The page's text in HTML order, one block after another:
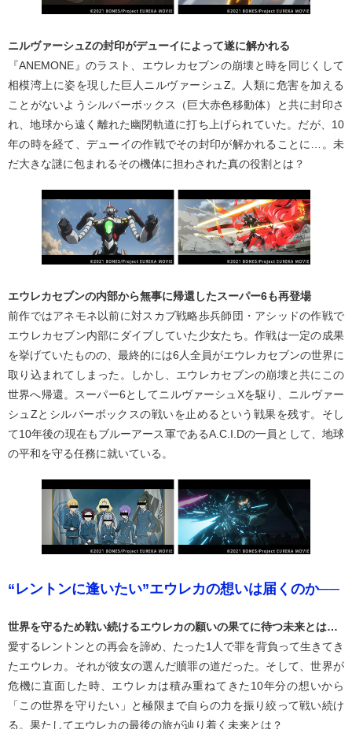
ニルヴァーシュZの封印がデューイによって遂に解かれる
『ANEMONE』のラスト、エウレカセブンの崩壊と時を同じくして
相模湾上に姿を現した巨人ニルヴァーシュZ。人類に危害を加える
ことがないようシルバーボックス（巨大赤色移動体）と共に封印さ
れ、地球から遠く離れた幽閉軌道に打ち上げられていた。だが、10
年の時を経て、デューイの作戦でその封印が解かれることに…。未
だ大きな謎に包まれるその機体に担わされた真の役割とは？
エウレカセブンの内部から無事に帰還したスーパー6も再登場
前作ではアネモネ以前に対スカブ戦略歩兵師団・アシッドの作戦で
エウレカセブン内部にダイブしていた少女たち。作戦は一定の成果
を挙げていたものの、最終的には6人全員がエウレカセブンの世界に
取り込まれてしまった。しかし、エウレカセブンの崩壊と共にこの
世界へ帰還。スーパー6としてニルヴァーシュXを駆り、ニルヴァー
シュZとシルバーボックスの戦いを止めるという戦果を残す。そし
て10年後の現在もブルーアース軍であるA.C.I.Dの一員として、地球
の平和を守る任務に就いている。
“レントンに逢いたい”エウレカの想いは届くのか──
世界を守るため戦い続けるエウレカの願いの果てに待つ未来とは…
愛するレントンとの再会を諦め、たった1人で罪を背負って生きてき
たエウレカ。それが彼女の選んだ贖罪の道だった。そして、世界が
危機に直面した時、エウレカは積み重ねてきた10年分の想いから
「この世界を守りたい」と極限まで自らの力を振り絞って戦い続け
る。果たしてエウレカの最後の旅が辿り着く未来とは？